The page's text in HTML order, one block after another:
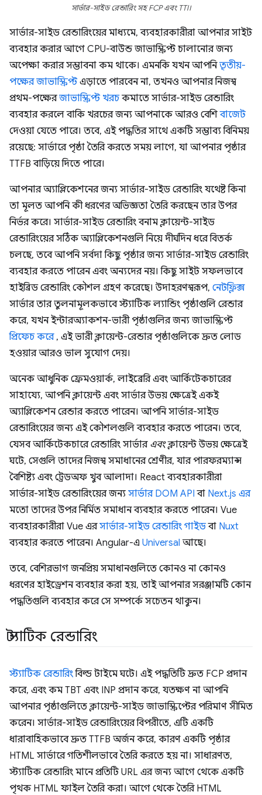
সার্ভার-সাইড রেন্ডারিং সহ FCP এবং TTI।
সার্ভার-সাইড রেন্ডারিংয়ের মাধ্যমে, ব্যবহারকারীরা আপনার সাইট
ব্যবহার করার আগে CPU-বাউন্ড জাভাস্ক্রিপ্ট চালানোর জন্য
অপেক্ষা করার সম্ভাবনা কম থাকে। এমনকি যখন আপনিতৃতীয়-
পক্ষের জাভাস্ক্রিপ্টএড়াতে পারবেন না, তখনও আপনার নিজস্ব
প্রথম-পক্ষেরজাভাস্ক্রিপ্ট খরচকমাতে সার্ভার-সাইড রেন্ডারিং
ব্যবহার করলে বাকি খরচের জন্য আপনাকে আরও বেশিবাজেট
দেওয়া যেতে পারে। তবে, এই পদ্ধতির সাথে একটি সম্ভাব্য বিনিময়
রয়েছে: সার্ভারে পৃষ্ঠা তৈরি করতে সময় লাগে, যা আপনার পৃষ্ঠার
TTFB বাড়িয়ে দিতে পারে।
আপনার অ্যাপ্লিকেশনের জন্য সার্ভার-সাইড রেন্ডারিং যথেষ্ট কিনা
তা মূলত আপনি কী ধরণের অভিজ্ঞতা তৈরি করছেন তার উপর
নির্ভর করে। সার্ভার-সাইড রেন্ডারিং বনাম ক্লায়েন্ট-সাইড
রেন্ডারিংয়ের সঠিক অ্যাপ্লিকেশনগুলি নিয়ে দীর্ঘদিন ধরে বিতর্ক
চলছে, তবে আপনি সর্বদা কিছু পৃষ্ঠার জন্য সার্ভার-সাইড রেন্ডারিং
ব্যবহার করতে পারেন এবং অন্যদের নয়। কিছু সাইট সফলভাবে
হাইব্রিড রেন্ডারিং কৌশল গ্রহণ করেছে। উদাহরণস্বরূপ, নেটফ্লিক্স
সার্ভার তার তুলনামূলকভাবে স্ট্যাটিক ল্যান্ডিং পৃষ্ঠাগুলি রেন্ডার
করে, যখন ইন্টারঅ্যাকশন-ভারী পৃষ্ঠাগুলির জন্য জাভাস্ক্রিপ্ট
প্রিফেচ করে, এই ভারী ক্লায়েন্ট-রেন্ডার পৃষ্ঠাগুলিকে দ্রুত লোড
হওয়ার আরও ভাল সুযোগ দেয়।
অনেক আধুনিক ফ্রেমওয়ার্ক, লাইব্রেরি এবং আর্কিটেকচারের
সাহায্যে, আপনি ক্লায়েন্ট এবং সার্ভার উভয় ক্ষেত্রেই একই
অ্যাপ্লিকেশন রেন্ডার করতে পারেন। আপনি সার্ভার-সাইড
রেন্ডারিংয়ের জন্য এই কৌশলগুলি ব্যবহার করতে পারেন। তবে,
যেসব আর্কিটেকচারে রেন্ডারিং সার্ভার এবংক্লায়েন্ট উভয় ক্ষেত্রেই
ঘটে, সেগুলি তাদের নিজস্ব সমাধানের শ্রেণীর, যার পারফরম্যান্স
বৈশিষ্ট্য এবং ট্রেডঅফ খুব আলাদা। React ব্যবহারকারীরা
সার্ভার-সাইড রেন্ডারিংয়ের জন্য সার্ভার DOM API বা Next.js এর
মতো তাদের উপর নির্মিত সমাধান ব্যবহার করতে পারেন। Vue
ব্যবহারকারীরা Vue এরসার্ভার-সাইড রেন্ডারিং গাইডবা Nuxt
ব্যবহার করতে পারেন। Angular-এ Universal আছে।
তবে, বেশিরভাগ জনপ্রিয় সমাধানগুলিতে কোনও না কোনও
ধরণের হাইড্রেশন ব্যবহার করা হয়, তাই আপনার সরঞ্জামটি কোন
পদ্ধতিগুলি ব্যবহার করে সে সম্পর্কে সচেতন থাকুন।
স্ট্যাটিক রেন্ডারিং
স্ট্যাটিক রেন্ডারিংবিল্ড টাইমে ঘটে। এই পদ্ধতিটি দ্রুত FCP প্রদান
করে, এবং কম TBT এবং INP প্রদান করে, যতক্ষণ না আপনি
আপনার পৃষ্ঠাগুলিতে ক্লায়েন্ট-সাইড জাভাস্ক্রিপ্টের পরিমাণ সীমিত
করেন। সার্ভার-সাইড রেন্ডারিংয়ের বিপরীতে, এটি একটি
ধারাবাহিকভাবে দ্রুত TTFB অর্জন করে, কারণ একটি পৃষ্ঠার
HTML সার্ভারে গতিশীলভাবে তৈরি করতে হয় না। সাধারণত,
স্ট্যাটিক রেন্ডারিং মানে প্রতিটি URL এর জন্য আগে থেকে একটি
পৃথক HTML ফাইল তৈরি করা। আগে থেকে তৈরি HTML